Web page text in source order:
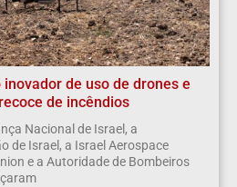
de uso de drones e
de incêndios
Nacional de Israel, a
de Israel, a Israel Aerospace
e a Autoridade de Bombeiros